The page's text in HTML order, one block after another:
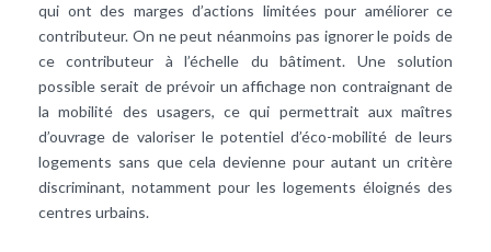
qui ont des marges d’actions limitées pour améliorer ce
contributeur. On ne peut néanmoins pas ignorer le poids de
ce contributeur à l’échelle du bâtiment. Une solution
possible serait de prévoir un affichage non contraignant de
la mobilité des usagers, ce qui permettrait aux maîtres
d’ouvrage de valoriser le potentiel d’éco-mobilité de leurs
logements sans que cela devienne pour autant un critère
discriminant, notamment pour les logements éloignés des
centres urbains.